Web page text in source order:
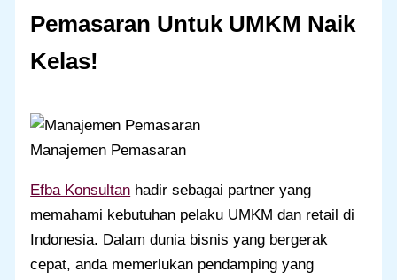
Pemasaran Untuk UMKM Naik
Kelas!
Manajemen Pemasaran
Efba Konsultan hadir sebagai partner yang
memahami kebutuhan pelaku UMKM dan retail di
Indonesia. Dalam dunia bisnis yang bergerak
cepat, anda memerlukan pendamping yang